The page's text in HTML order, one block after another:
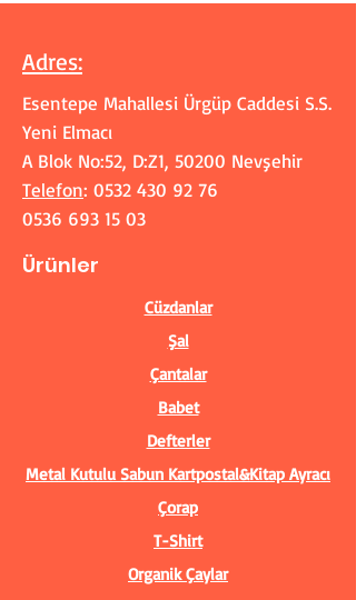
Adres:
Esentepe Mahallesi Ürgüp Caddesi S.S.
Yeni Elmacı
A Blok No:52, D:Z1, 50200 Nevşehir
Telefon: 0532 430 92 76
0536 693 15 03
Ürünler
Cüzdanlar
Şal
Çantalar
Babet
Defterler
Metal Kutulu Sabun Kartpostal&Kitap Ayracı
Çorap
T-Shirt
Organik Çaylar